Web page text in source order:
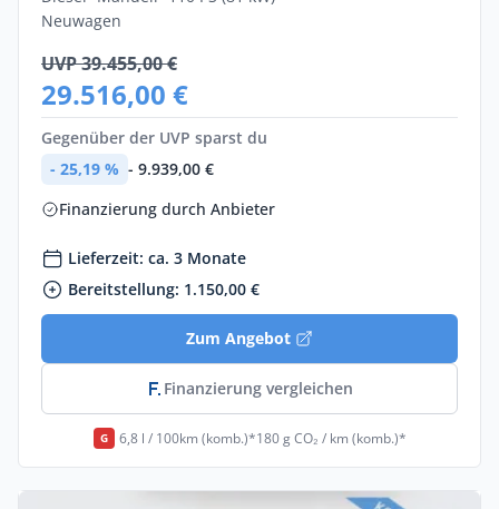
Neuwagen
UVP 39.455,00 €
29.516,00 €
Gegenüber der UVP sparst du
- 25,19 % - 9.939,00 €
Finanzierung durch Anbieter
Lieferzeit: ca. 3 Monate
Bereitstellung: 1.150,00 €
Zum Angebot
Finanzierung vergleichen
G 6,8 l / 100km (komb.)*180 g CO₂ / km (komb.)*